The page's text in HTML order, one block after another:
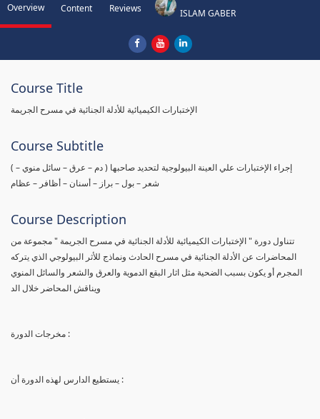
Overview Content Reviews ISLAM GABER
Course Title
الإختبارات الكيميائية للأدلة الجنائية في مسرح الجريمة
Course Subtitle
( إجراء الإختبارات علي العينة البيولوجية لتحديد صاحبها ( دم – عرق – سائل منوي –
شعر – بول – براز – أسنان – أظافر – عظام
Course Description
تتناول دورة " الإختبارات الكيميائية للأدلة الجنائية في مسرح الجريمة " مجموعة من
المحاضرات عن الأدلة الجنائية في مسرح الحادث ونماذج للأثر البيولوجي الذي يتركه
المجرم أو يكون بسبب الضحية مثل اثار البقع الدموية والعرق والشعر والسائل المنوي
ويناقش المحاضر خلال الد
مخرجات الدورة :
يستطيع الدارس لهذه الدورة أن :